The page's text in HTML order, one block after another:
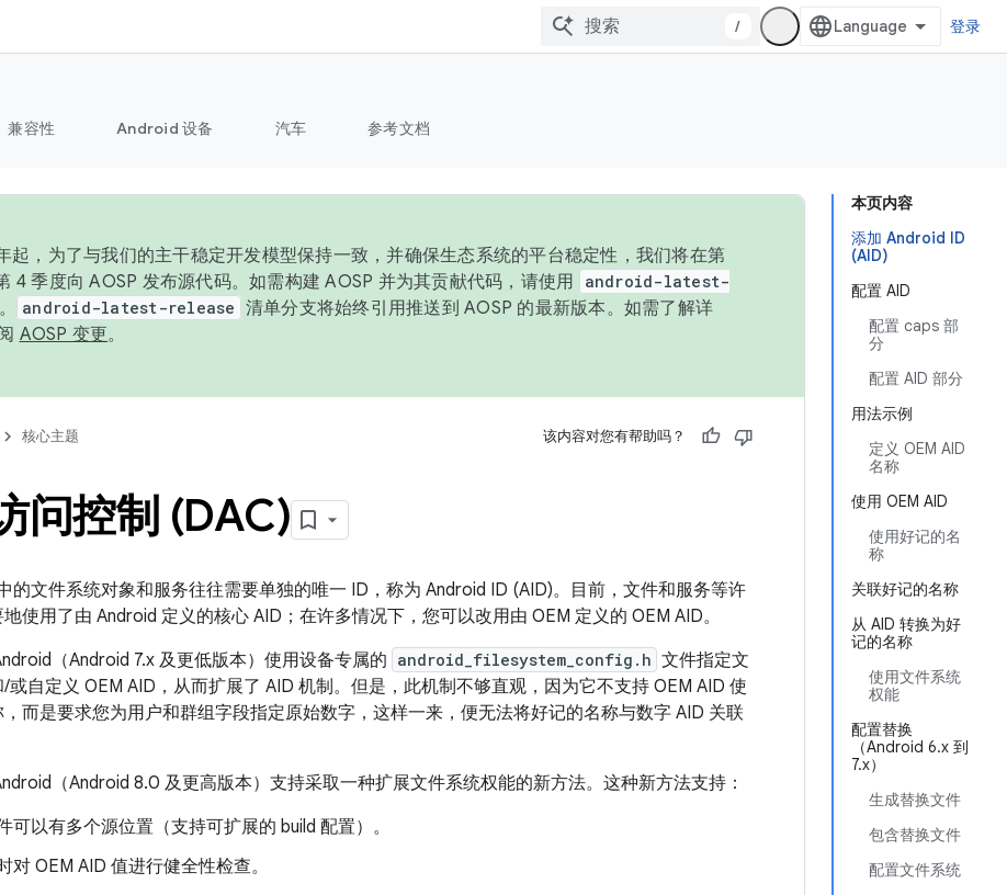
/ 登录
兼容性 Android 设备 汽车 参考文档
本页内容
添加 Android ID
(AID)
配置 AID
配置 caps 部
分
配置 AID 部分
用法示例
定义 OEM AID
名称
使用 OEM AID
使用好记的名
称
关联好记的名称
从 AID 转换为好
记的名称
使用文件系统
权能
配置替换
（Android 6.x 到
7.x）
生成替换文件
包含替换文件
配置文件系统
起，为了与我们的主干稳定开发模型保持一致，并确保生态系统的平台稳定性，我们将在第
4 季度向 AOSP 发布源代码。如需构建 AOSP 并为其贡献代码，请使用
android-latest-
。 android-latest-release 清单分支将始终引用推送到 AOSP 的最新版本。如需了解详
AOSP 变更。
核心主题 该内容对您有帮助吗？
问控制 (DAC)
的文件系统对象和服务往往需要单独的唯一 ID，称为 Android ID (AID)。目前，文件和服务等许
使用了由 Android 定义的核心 AID；在许多情况下，您可以改用由 OEM 定义的 OEM AID。
（Android 7.x 及更低版本）使用设备专属的 android_filesystem_config.h 文件指定文
或自定义 OEM AID，从而扩展了 AID 机制。但是，此机制不够直观，因为它不支持 OEM AID 使
而是要求您为用户和群组字段指定原始数字，这样一来，便无法将好记的名称与数字 AID 关联
（Android 8.0 及更高版本）支持采取一种扩展文件系统权能的新方法。这种新方法支持：
可以有多个源位置（支持可扩展的 build 配置）。
对 OEM AID 值进行健全性检查。